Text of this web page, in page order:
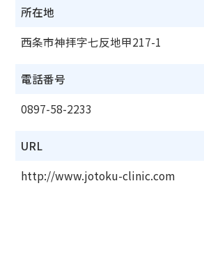
所在地
西条市神拝字七反地甲217-1
電話番号
0897-58-2233
URL
http://www.jotoku-clinic.com